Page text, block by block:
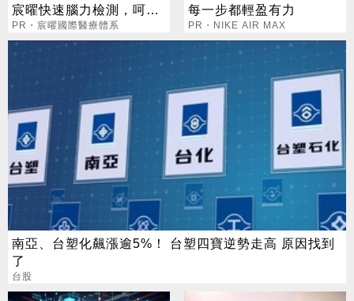
宸曜快速腦力檢測，呵護
老爸腦力
PR・宸曜國際醫療體系
每一步都輕盈有力
PR・NIKE AIR MAX
南亞、台塑化飆漲逾5%！ 台塑四寶逆勢走高 原因找到
了
台股